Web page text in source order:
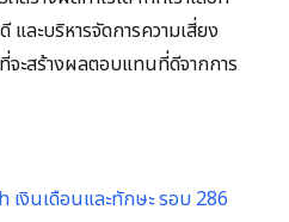
ะบริหารจัดการความเสี่ยง
จะสร้างผลตอบแทนที่ดีจากการ
งินเดือนและทักษะ รอบ 286